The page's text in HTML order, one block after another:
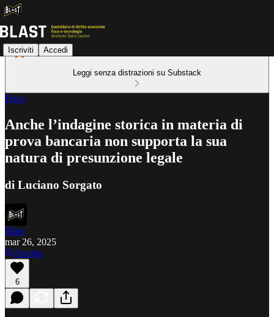
Iscriviti Accedi
Leggi senza distrazioni su Substack
Fisco
Anche l’indagine storica in materia di
prova bancaria non supporta la sua
natura di presunzione legale
di Luciano Sorgato
Blast
mar 26, 2025
Ascolta
6